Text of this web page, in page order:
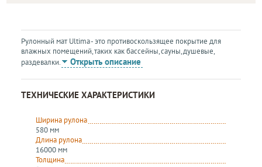
Рулонный мат Ultima - это противоскользящее покрытие для
влажных помещений, таких как бассейны, сауны, душевые,
раздевалки.
Открыть описание
ТЕХНИЧЕСКИЕ ХАРАКТЕРИСТИКИ
Ширина рулона
580 мм
Длина рулона
16000 мм
Толщина